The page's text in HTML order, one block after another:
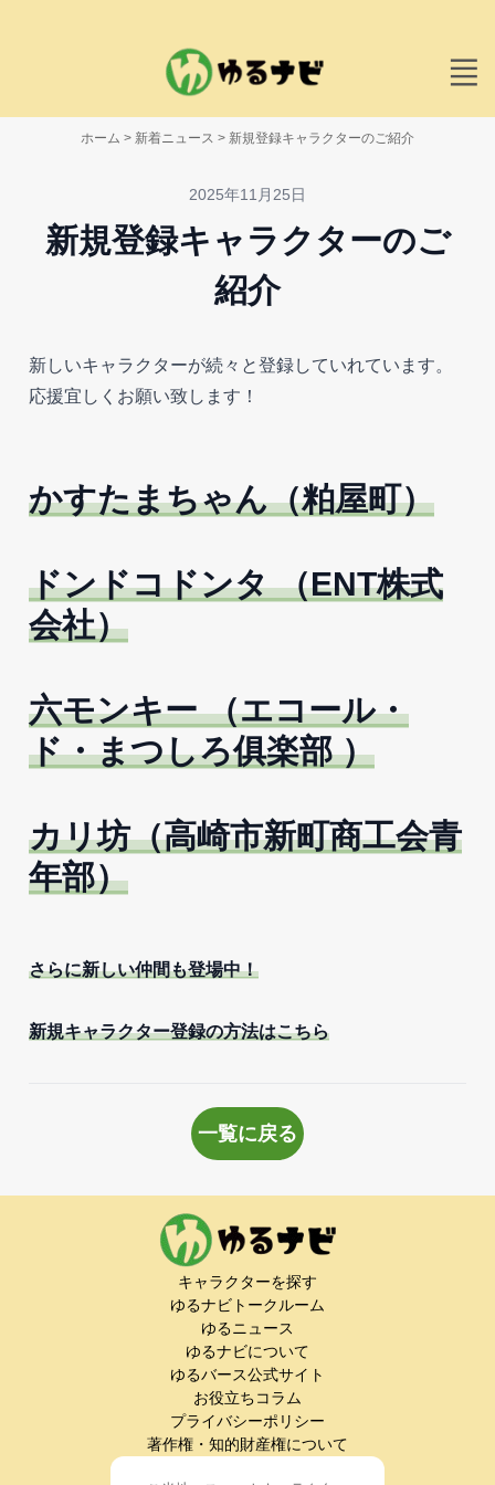
ホーム > 新着ニュース > 新規登録キャラクターのご紹介
2025年11月25日
新規登録キャラクターのご
紹介
新しいキャラクターが続々と登録していれています。
応援宜しくお願い致します！
かすたまちゃん（粕屋町）
ドンドコドンタ （ENT株式
会社）
六モンキー （エコール・
ド・まつしろ俱楽部 ）
カリ坊（高崎市新町商工会青
年部）
さらに新しい仲間も登場中！
新規キャラクター登録の方法はこちら
一覧に戻る
キャラクターを探す
ゆるナビトークルーム
ゆるニュース
ゆるナビについて
ゆるバース公式サイト
お役立ちコラム
プライバシーポリシー
著作権・知的財産権について